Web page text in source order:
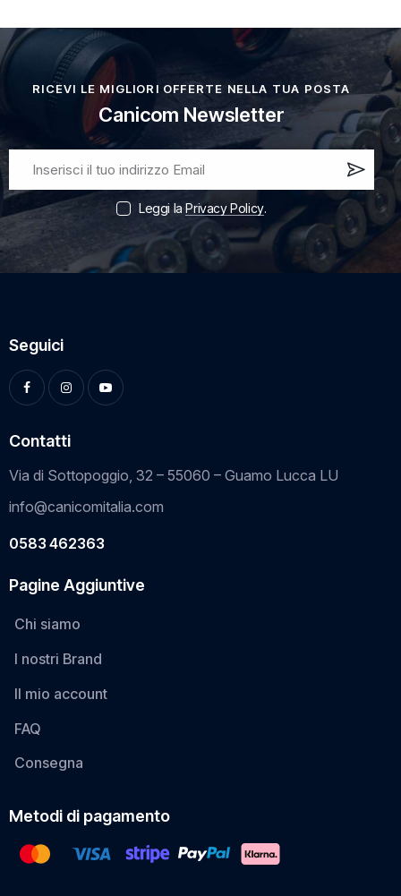
RICEVI LE MIGLIORI OFFERTE NELLA TUA POSTA
Canicom Newsletter
Iscri
vi
ora!
Leggi laPrivacy Policy.
Seguici
Contatti
Via di Sottopoggio, 32 – 55060 – Guamo Lucca LU
info@canicomitalia.com
0583 462363
Pagine Aggiuntive
Chi siamo
I nostri Brand
Il mio account
FAQ
Consegna
Metodi di pagamento